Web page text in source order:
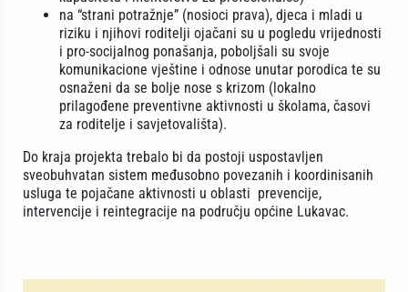
na “strani potražnje” (nosioci prava), djeca i mladi u
riziku i njihovi roditelji ojačani su u pogledu vrijednosti
i pro-socijalnog ponašanja, poboljšali su svoje
komunikacione vještine i odnose unutar porodica te su
osnaženi da se bolje nose s krizom (lokalno
prilagođene preventivne aktivnosti u školama, časovi
za roditelje i savjetovališta).
Do kraja projekta trebalo bi da postoji uspostavljen
sveobuhvatan sistem međusobno povezanih i koordinisanih
usluga te pojačane aktivnosti u oblasti prevencije,
intervencije i reintegracije na području općine Lukavac.